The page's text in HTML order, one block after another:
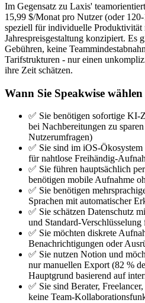
Im Gegensatz zu Laxis'
15,99 $/Monat pro Nutzer (oder
speziell für individuelle Produktivität
Jahrespreisgestaltung konzipiert. Es
Gebühren, keine
Tarifstrukturen - nur einen
ihre Zeit schätzen.
Wann Sie Speakwise wählen
✅ Sie benötigen sofortige KI-
bei Nachbereitungen zu
Nutzerumfragen)
✅ Sie sind im iOS-
für nahtlose Freihändig-
✅ Sie führen hauptsächlich
benötigen mobile Aufnahme
✅ Sie benötigen
Sprachen mit automatischer
✅ Sie schätzen Datenschutz
und Standard-
✅ Sie möchten diskrete
Benachrichtigungen oder
✅ Sie nutzen Notion und
nur manuellen Export (82 %
Hauptgrund basierend auf
✅ Sie sind Berater,
keine Team-